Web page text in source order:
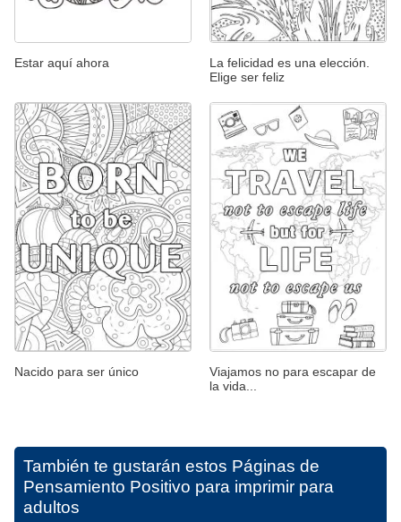
Estar aquí ahora
La felicidad es una elección.
Elige ser feliz
Nacido para ser único
Viajamos no para escapar de
la vida...
También te gustarán estos Páginas de
Pensamiento Positivo para imprimir para
adultos